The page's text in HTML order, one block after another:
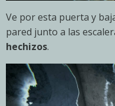
Ve por esta puerta y
pared junto a las
hechizos.